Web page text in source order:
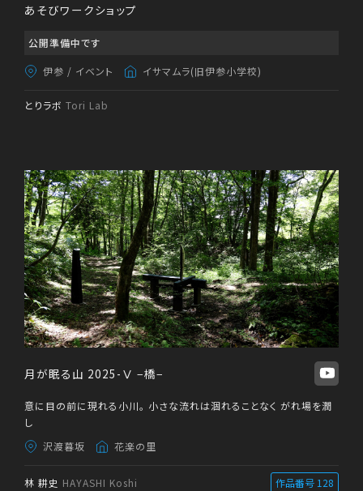
あそびワークショップ
公開準備中です
伊参 / イベント イサマムラ(旧伊参小学校)
とりラボ Tori Lab
月が眠る山 2025-Ⅴ −橋−
意に目の前に現れる小川。 小さな流れは涸れることなく がれ場を潤
し
沢渡暮坂
花楽の里
林 耕史 HAYASHI Koshi 作品番号 128